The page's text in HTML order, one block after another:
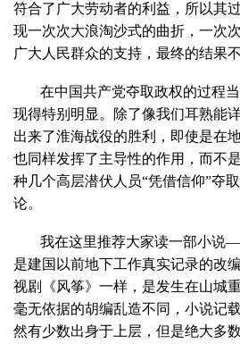
符合了广大劳动者的利益，所以其
现一次次大浪淘沙式的曲折，一次
广大人民群众的支持，最终的结果不
在中国共产党夺取政权的过程
现得特别明显。除了像我们耳熟能
出来了淮海战役的胜利，即使是在
也同样发挥了主导性的作用，而不
种几个高层潜伏人员“凭借信仰”夺
论。
我在这里推荐大家读一部小说
是建国以前地下工作真实记录的改
视剧《风筝》一样，是发生在山城
毫无依据的胡编乱造不同，小说记
然有少数出身于上层，但是绝大多